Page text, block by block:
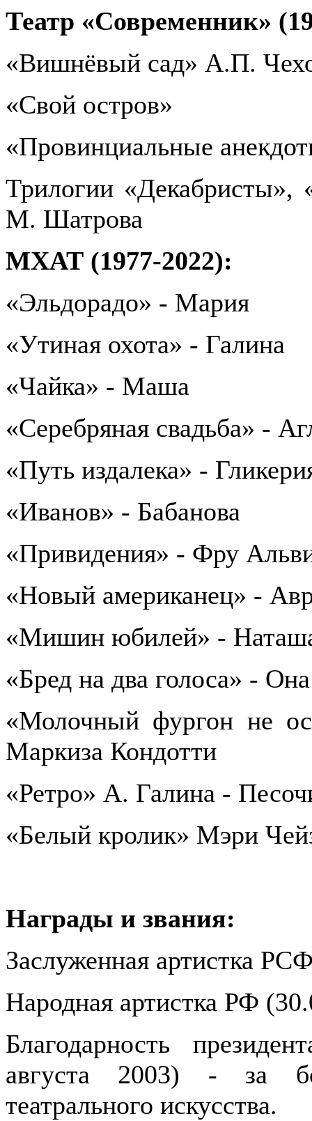
Театр «Современник»
«Вишнёвый сад» А.П.
«Свой остров»
«Провинциальные
Трилогии «Декабристы»,
М. Шатрова
МХАТ (1977-2022):
«Эльдорадо» - Мария
«Утиная охота» - Галина
«Чайка» - Маша
«Серебряная свадьба» -
«Путь издалека» -
«Иванов» - Бабанова
«Привидения» - Фру
«Новый американец» -
«Мишин юбилей» -
«Бред на два голоса» - Она
«Молочный фургон не
Маркиза Кондотти
«Ретро» А. Галина -
«Белый кролик» Мэри
Награды и звания:
Заслуженная артистка
Народная артистка РФ
Благодарность
августа 2003) - за
театрального искусства.